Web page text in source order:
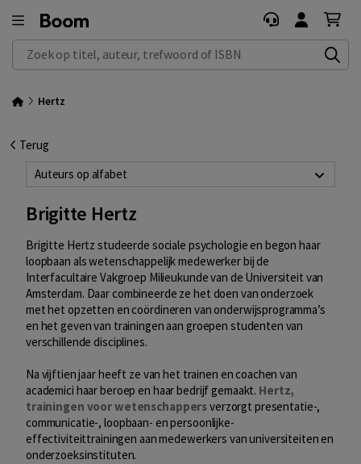
Zoek op titel, auteur, trefwoord of ISBN
Hertz
Terug
Auteurs op alfabet
Brigitte Hertz
Brigitte Hertz studeerde sociale psychologie en begon haar
loopbaan als wetenschappelijk medewerker bij de
Interfacultaire Vakgroep Milieukunde van de Universiteit van
Amsterdam. Daar combineerde ze het doen van onderzoek
met het opzetten en coördineren van onderwijsprogramma’s
en het geven van trainingen aan groepen studenten van
verschillende disciplines.
Na vijftien jaar heeft ze van het trainen en coachen van
academici haar beroep en haar bedrijf gemaakt. Hertz,
trainingen voor wetenschappersverzorgt presentatie-,
communicatie-, loopbaan- en persoonlijke-
effectiviteittrainingen aan medewerkers van universiteiten en
onderzoeksinstituten.